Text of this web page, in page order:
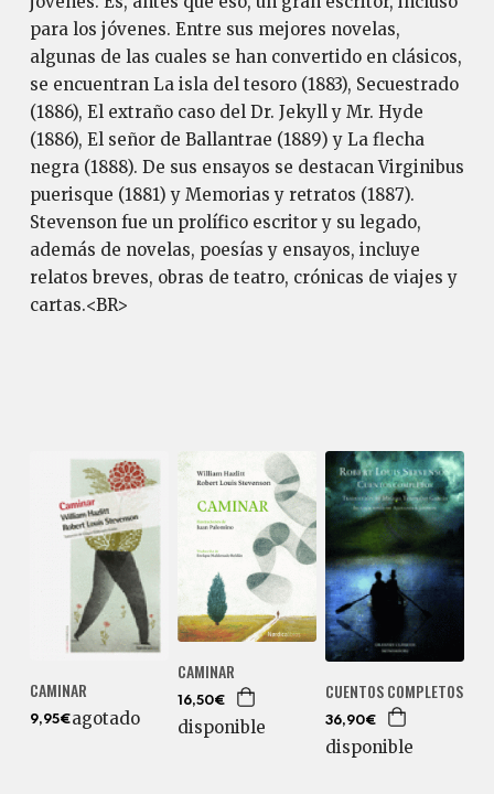
para los jóvenes. Entre sus mejores novelas,
algunas de las cuales se han convertido en clásicos,
se encuentran La isla del tesoro (1883), Secuestrado
(1886), El extraño caso del Dr. Jekyll y Mr. Hyde
(1886), El señor de Ballantrae (1889) y La flecha
negra (1888). De sus ensayos se destacan Virginibus
puerisque (1881) y Memorias y retratos (1887).
Stevenson fue un prolífico escritor y su legado,
además de novelas, poesías y ensayos, incluye
relatos breves, obras de teatro, crónicas de viajes y
cartas.<BR>
CAMINAR
9,95€agotado
CAMINAR
16,50€
disponible
CUENTOS COMPLETOS
36,90€
disponible